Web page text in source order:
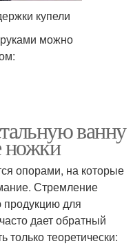
купели
можно
ванну
ножки
опорами, на которые
Стремление
продукцию для
дает обратный
теоретически: